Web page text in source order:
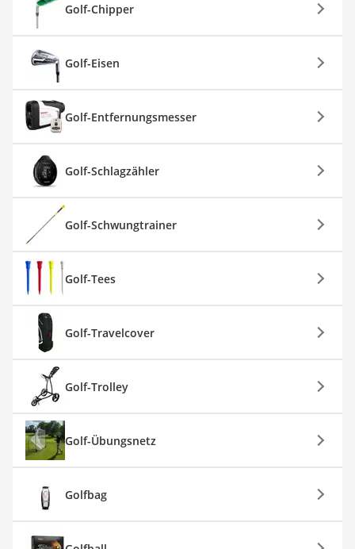
Golf-Chipper
Golf-Eisen
Golf-Entfernungsmesser
Golf-Schlagzähler
Golf-Schwungtrainer
Golf-Tees
Golf-Travelcover
Golf-Trolley
Golf-Übungsnetz
Golfbag